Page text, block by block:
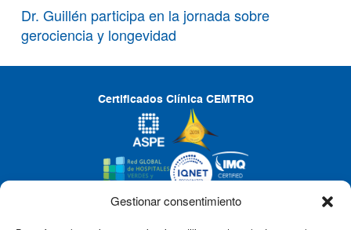
Gestionar consentimiento
Dr. Guillén participa en la jornada sobre
gerociencia y longevidad
Certificados Clínica CEMTRO